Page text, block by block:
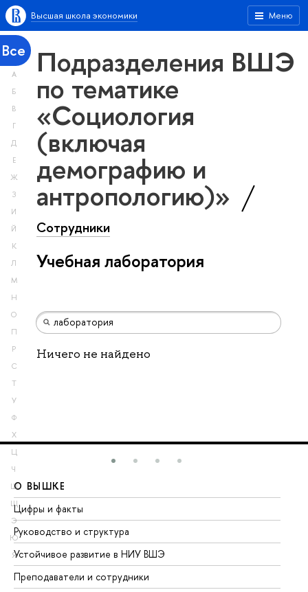
Меню
Высшая школа экономики
Все
А
Б
В
Г
Д
Е
Ж
З
И
Й
К
Л
М
Н
О
П
Р
С
Т
У
Ф
Х
Ц
Ч
Ш
Щ
Э
Ю
Я
Подразделения ВШЭ
по тематике
«Социология
(включая
демографию и
антропологию)»
Сотрудники
Учебная лаборатория
Ничего не найдено
О ВЫШКЕ
Цифры и факты
Руководство и структура
Устойчивое развитие в НИУ ВШЭ
Преподаватели и сотрудники